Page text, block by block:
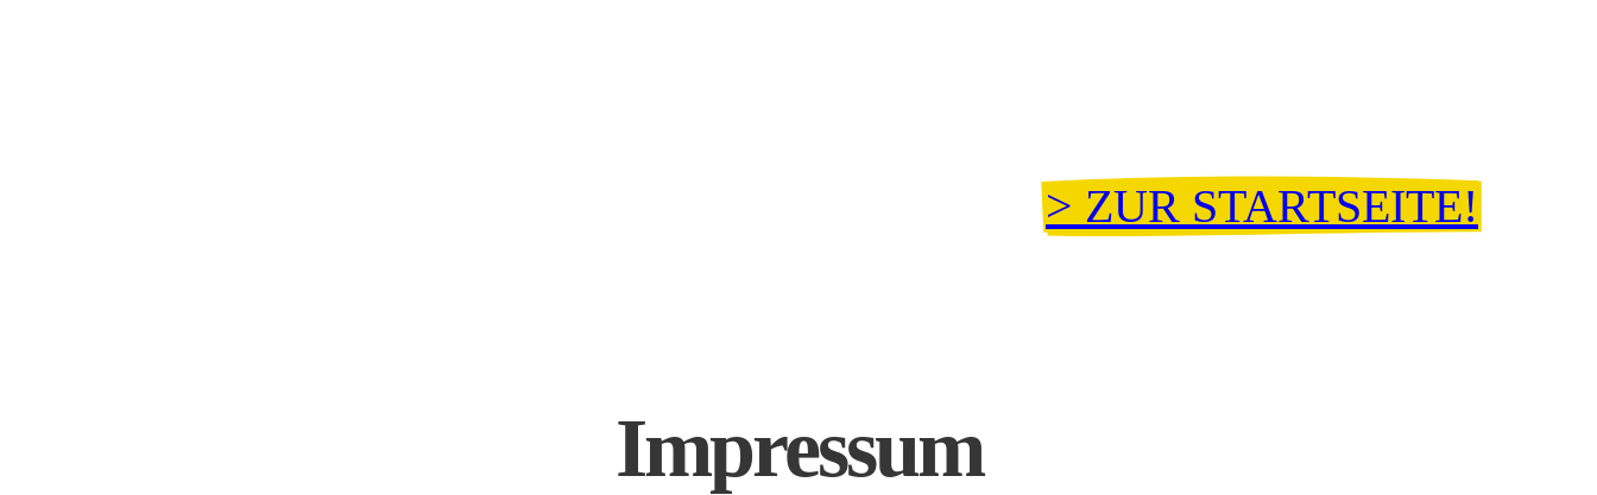
> ZUR STARTSEITE!
Impressum